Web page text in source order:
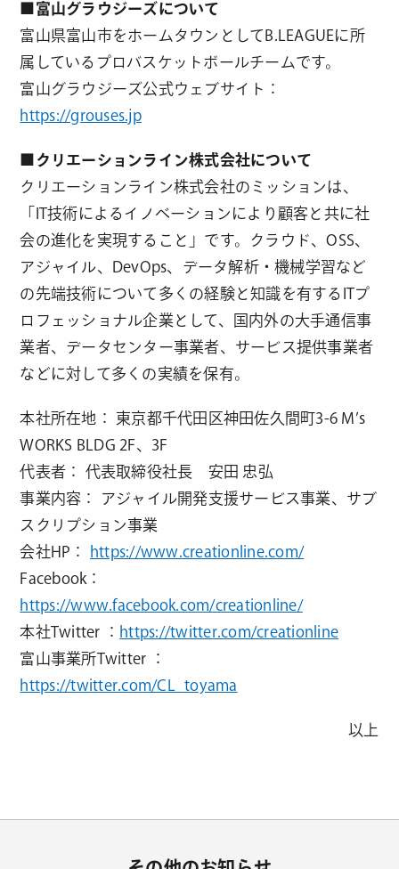
■富山グラウジーズについて
富山県富山市をホームタウンとしてB.LEAGUEに所
属しているプロバスケットボールチームです。
富山グラウジーズ公式ウェブサイト：
https://grouses.jp
■クリエーションライン株式会社について
クリエーションライン株式会社のミッションは、
「IT技術によるイノベーションにより顧客と共に社
会の進化を実現すること」です。クラウド、OSS、
アジャイル、DevOps、データ解析・機械学習など
の先端技術について多くの経験と知識を有するITプ
ロフェッショナル企業として、国内外の大手通信事
業者、データセンター事業者、サービス提供事業者
などに対して多くの実績を保有。
本社所在地： 東京都千代田区神田佐久間町3-6 M’s
WORKS BLDG 2F、3F
代表者： 代表取締役社長 安田 忠弘
事業内容： アジャイル開発支援サービス事業、サブ
スクリプション事業
会社HP：
https://www.creationline.com/
Facebook：
https://www.facebook.com/creationline/
本社Twitter ： https://twitter.com/creationline
富山事業所Twitter ：
https://twitter.com/CL_toyama
以上